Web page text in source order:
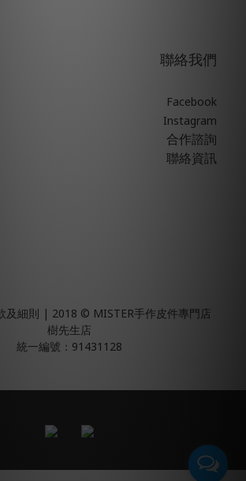
聯絡我們
Facebook
Instagram
合作諮詢
聯絡資訊
及細則 | 2018 © MISTER手作皮件專門店
樹先生店
統一編號：91431128